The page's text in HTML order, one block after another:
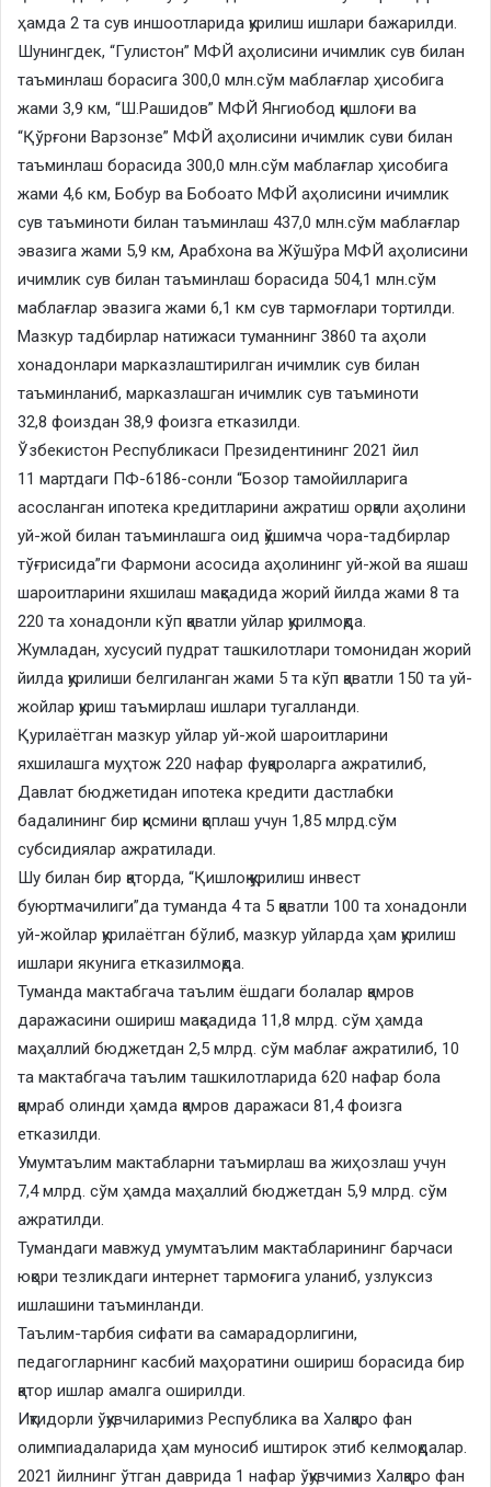
ҳамда 2 та сув иншоотларида қурилиш ишлари бажарилди.
Шунингдек, “Гулистон” МФЙ аҳолисини ичимлик сув билан
таъминлаш борасига 300,0 млн.сўм маблағлар ҳисобига
жами 3,9 км, “Ш.Рашидов” МФЙ Янгиобод қишлоғи ва
“Қўрғони Варзонзе” МФЙ аҳолисини ичимлик суви билан
таъминлаш борасида 300,0 млн.сўм маблағлар ҳисобига
жами 4,6 км, Бобур ва Бобоато МФЙ аҳолисини ичимлик
сув таъминоти билан таъминлаш 437,0 млн.сўм маблағлар
эвазига жами 5,9 км, Арабхона ва Жўшўра МФЙ аҳолисини
ичимлик сув билан таъминлаш борасида 504,1 млн.сўм
маблағлар эвазига жами 6,1 км сув тармоғлари тортилди.
Мазкур тадбирлар натижаси туманнинг 3860 та аҳоли
хонадонлари марказлаштирилган ичимлик сув билан
таъминланиб, марказлашган ичимлик сув таъминоти
32,8 фоиздан 38,9 фоизга етказилди.
Ўзбекистон Республикаси Президентининг 2021 йил
11 мартдаги ПФ-6186-сонли “Бозор тамойилларига
асосланган ипотека кредитларини ажратиш орқали аҳолини
уй-жой билан таъминлашга оид қўшимча чора-тадбирлар
тўғрисида”ги Фармони асосида аҳолининг уй-жой ва яшаш
шароитларини яхшилаш мақсадида жорий йилда жами 8 та
220 та хонадонли кўп қаватли уйлар қурилмоқда.
Жумладан, хусусий пудрат ташкилотлари томонидан жорий
йилда қурилиши белгиланган жами 5 та кўп қаватли 150 та уй-
жойлар қуриш таъмирлаш ишлари тугалланди.
Қурилаётган мазкур уйлар уй-жой шароитларини
яхшилашга муҳтож 220 нафар фуқароларга ажратилиб,
Давлат бюджетидан ипотека кредити дастлабки
бадалининг бир қисмини қоплаш учун 1,85 млрд.сўм
субсидиялар ажратилади.
Шу билан бир қаторда, “Қишлоқ қурилиш инвест
буюртмачилиги”да туманда 4 та 5 қаватли 100 та хонадонли
уй-жойлар қурилаётган бўлиб, мазкур уйларда ҳам қурилиш
ишлари якунига етказилмоқда.
Туманда мактабгача таълим ёшдаги болалар қамров
даражасини ошириш мақсадида 11,8 млрд. сўм ҳамда
маҳаллий бюджетдан 2,5 млрд. сўм маблағ ажратилиб, 10
та мактабгача таълим ташкилотларида 620 нафар бола
қамраб олинди ҳамда қамров даражаси 81,4 фоизга
етказилди.
Умумтаълим мактабларни таъмирлаш ва жиҳозлаш учун
7,4 млрд. сўм ҳамда маҳаллий бюджетдан 5,9 млрд. сўм
ажратилди.
Тумандаги мавжуд умумтаълим мактабларининг барчаси
юқори тезликдаги интернет тармоғига уланиб, узлуксиз
ишлашини таъминланди.
Таълим-тарбия сифати ва самарадорлигини,
педагогларнинг касбий маҳоратини ошириш борасида бир
қатор ишлар амалга оширилди.
Иқтидорли ўқувчиларимиз Республика ва Халқаро фан
олимпиадаларида ҳам муносиб иштирок этиб келмоқдалар.
2021 йилнинг ўтган даврида 1 нафар ўқувчимиз Халқаро фан